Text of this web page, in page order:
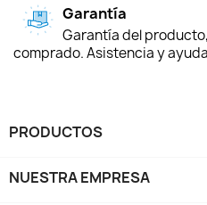
Garantía
Garantía del
comprado. Asistencia y
PRODUCTOS
NUESTRA EMPRESA